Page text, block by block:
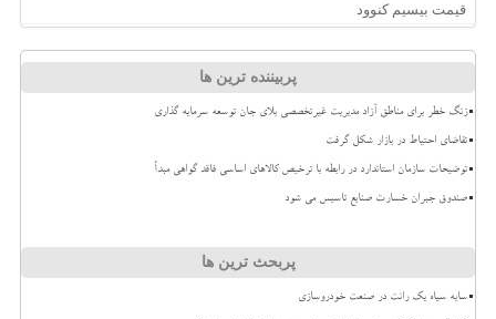
قیمت بیسیم کنوود
پربیننده ترین ها
زنگ خطر برای مناطق آزاد مدیریت غیرتخصصی بلای جان توسعه سرمایه گذاری
تقاضای احتیاط در بازار شکل گرفت
توضیحات سازمان استاندارد در رابطه با ترخیص کالاهای اساسی فاقد گواهی مبدأ
صندوق جبران خسارت صنایع تاسیس می شود
پربحث ترین ها
سایه سیاه یک رانت در صنعت خودروسازی